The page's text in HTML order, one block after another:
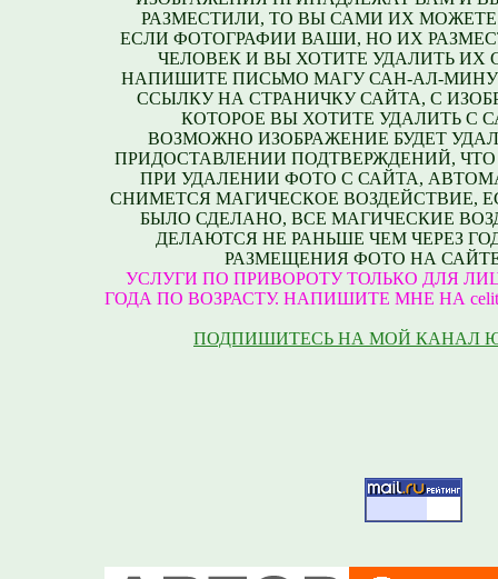
РАЗМЕСТИЛИ, ТО ВЫ САМИ ИХ МОЖЕТЕ
ЕСЛИ ФОТОГРАФИИ ВАШИ, НО ИХ
ЧЕЛОВЕК И ВЫ ХОТИТЕ УДАЛИТЬ ИХ
НАПИШИТЕ ПИСЬМО МАГУ САН-АЛ-
ССЫЛКУ НА СТРАНИЧКУ САЙТА, С
КОТОРОЕ ВЫ ХОТИТЕ УДАЛИТЬ С
ВОЗМОЖНО ИЗОБРАЖЕНИЕ БУДЕТ
ПРИДОСТАВЛЕНИИ ПОДТВЕРЖДЕНИЙ,
ПРИ УДАЛЕНИИ ФОТО С САЙТА,
СНИМЕТСЯ МАГИЧЕСКОЕ ВОЗДЕЙСТВИЕ,
БЫЛО СДЕЛАНО, ВСЕ МАГИЧЕСКИЕ
ДЕЛАЮТСЯ НЕ РАНЬШЕ ЧЕМ ЧЕРЕЗ
РАЗМЕЩЕНИЯ ФОТО НА
УСЛУГИ ПО ПРИВОРОТУ ТОЛЬКО ДЛЯ
ГОДА ПО ВОЗРАСТУ. НАПИШИТЕ МНЕ НА
ПОДПИШИТЕСЬ НА МОЙ КАНАЛ